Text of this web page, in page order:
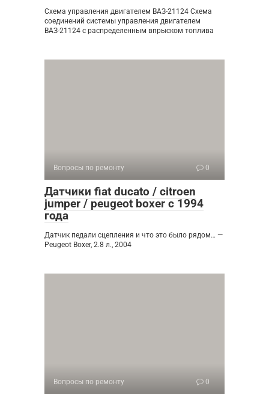
Схема управления двигателем ВАЗ-21124 Схема
соединений системы управления двигателем
ВАЗ-21124 с распределенным впрыском топлива
Вопросы по ремонту 0
Датчики fiat ducato / citroen
jumper / peugeot boxer с 1994
года
Датчик педали сцепления и что это было рядом… —
Peugeot Boxer, 2.8 л., 2004
Вопросы по ремонту 0